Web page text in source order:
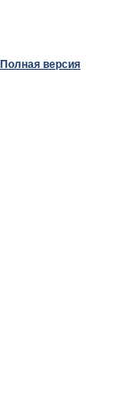
Полная версия